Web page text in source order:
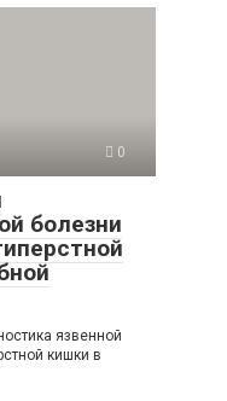
0
болезни
язвенной
кишки в